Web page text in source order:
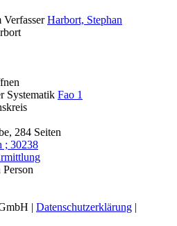
Verfasser Harbort, Stephan
Systematik Fao 1
284 Seiten
; 30238
| Datenschutzerklärung |